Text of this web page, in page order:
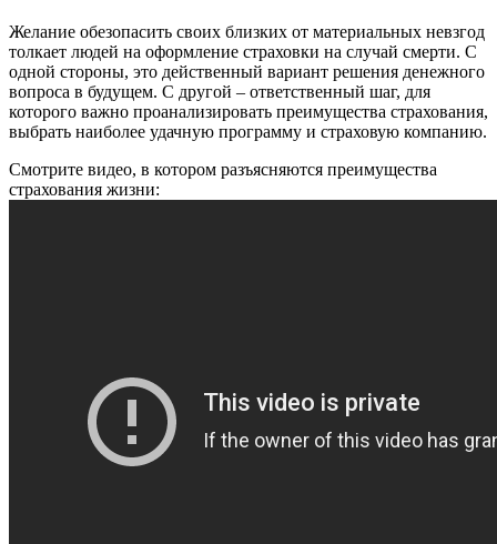
Желание обезопасить своих близких от материальных невзгод
толкает людей на оформление страховки на случай смерти. С
одной стороны, это действенный вариант решения денежного
вопроса в будущем. С другой – ответственный шаг, для
которого важно проанализировать преимущества страхования,
выбрать наиболее удачную программу и страховую компанию.
Смотрите видео, в котором разъясняются преимущества
страхования жизни: